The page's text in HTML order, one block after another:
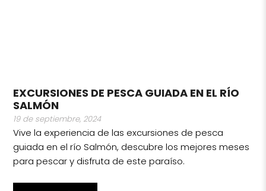
EXCURSIONES DE PESCA GUIADA EN EL RÍO
SALMÓN
19 de septiembre, 2024
Vive la experiencia de las excursiones de pesca
guiada en el río Salmón, descubre los mejores meses
para pescar y disfruta de este paraíso.